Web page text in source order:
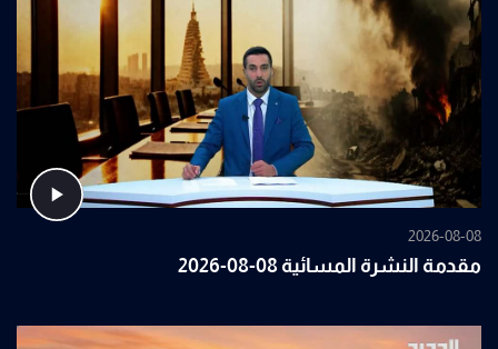
2026-08-08
مقدمة النشرة المسائية 08-08-2026